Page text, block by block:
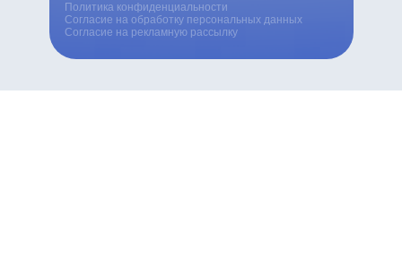
Политика конфиденциальности
Согласие на обработку персональных данных
Согласие на рекламную рассылку